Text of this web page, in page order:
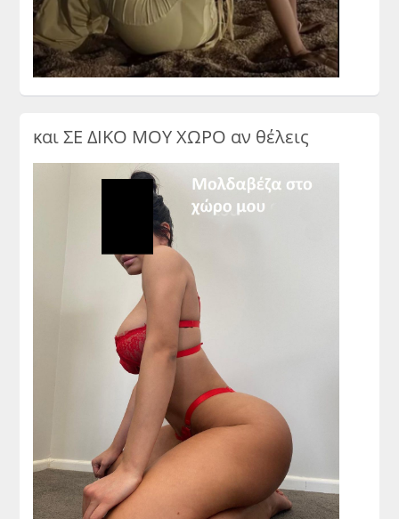
και ΣΕ ΔΙΚΟ ΜΟΥ ΧΩΡΟ αν θέλεις